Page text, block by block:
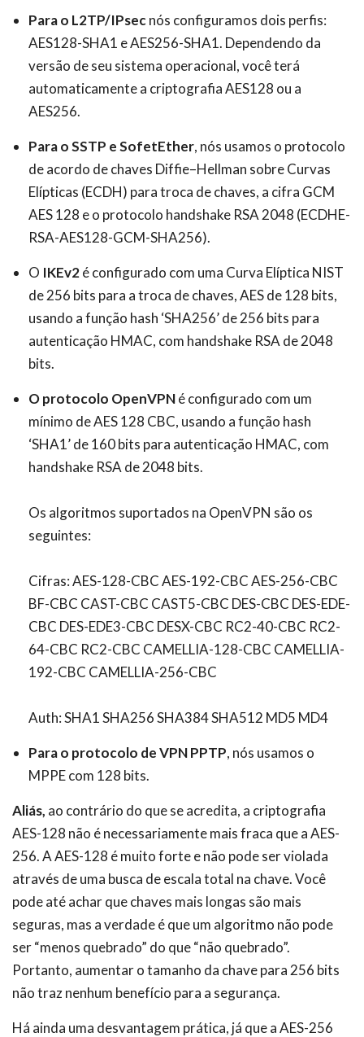
Para o L2TP/IPsecnós configuramos dois perfis:
AES128-SHA1 e AES256-SHA1. Dependendo da
versão de seu sistema operacional, você terá
automaticamente a criptografia AES128 ou a
AES256.
Para o SSTP e SofetEther, nós usamos o protocolo
de acordo de chaves Diffie–Hellman sobre Curvas
Elípticas (ECDH) para troca de chaves, a cifra GCM
AES 128 e o protocolo handshake RSA 2048 (ECDHE-
RSA-AES128-GCM-SHA256).
O IKEv2é configurado com uma Curva Elíptica NIST
de 256 bits para a troca de chaves, AES de 128 bits,
usando a função hash ‘SHA256’ de 256 bits para
autenticação HMAC, com handshake RSA de 2048
bits.
O protocolo OpenVPNé configurado com um
mínimo de AES 128 CBC, usando a função hash
‘SHA1’ de 160 bits para autenticação HMAC, com
handshake RSA de 2048 bits.
Os algoritmos suportados na OpenVPN são os
seguintes:
Cifras: AES-128-CBC AES-192-CBC AES-256-CBC
BF-CBC CAST-CBC CAST5-CBC DES-CBC DES-EDE-
CBC DES-EDE3-CBC DESX-CBC RC2-40-CBC RC2-
64-CBC RC2-CBC CAMELLIA-128-CBC CAMELLIA-
192-CBC CAMELLIA-256-CBC
Auth: SHA1 SHA256 SHA384 SHA512 MD5 MD4
Para o protocolo de VPN PPTP, nós usamos o
MPPE com 128 bits.
Aliás, ao contrário do que se acredita, a criptografia
AES-128 não é necessariamente mais fraca que a AES-
256. A AES-128 é muito forte e não pode ser violada
através de uma busca de escala total na chave. Você
pode até achar que chaves mais longas são mais
seguras, mas a verdade é que um algoritmo não pode
ser “menos quebrado” do que “não quebrado”.
Portanto, aumentar o tamanho da chave para 256 bits
não traz nenhum benefício para a segurança.
Há ainda uma desvantagem prática, já que a AES-256